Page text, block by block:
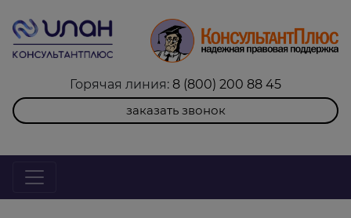
Горячая линия: 8 (800) 200 88 45
заказать звонок